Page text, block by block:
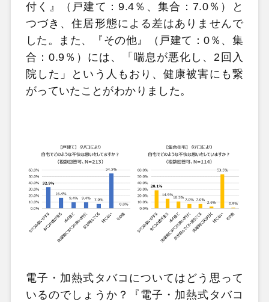
付く』（戸建て：9.4％、集合：7.0％）と
つづき、住居形態による差はありませんで
した。また、『その他』（戸建て：0％、集
合：0.9％）には、「喘息が悪化し、2回入
院した」という人もおり、健康被害にも繋
がっていたことがわかりました。
電子・加熱式タバコについてはどう思って
いるのでしょうか？『電子・加熱式タバコ